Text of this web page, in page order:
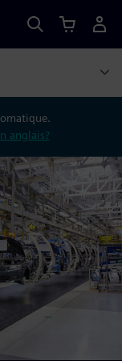
anglais?